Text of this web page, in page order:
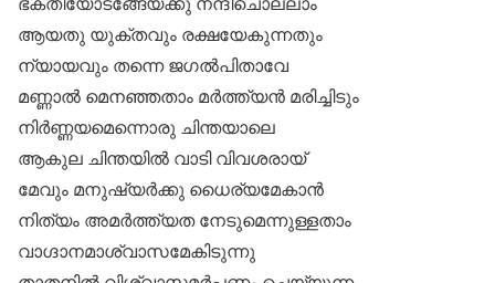
ആയതു യുക്തവും രക്ഷയേകുന്നതും
ന്യായവും തന്നെ ജഗല്‍പിതാവേ
മണ്ണാല്‍ മെനഞ്ഞതാം മര്‍ത്ത്യന്‍ മരിച്ചിടും
നിര്‍ണ്ണയമെന്നൊരു ചിന്തയാലെ
ആകുല ചിന്തയില്‍ വാടി വിവശരായ്
മേവും മനുഷ്യര്‍ക്കു ധൈര്യമേകാന്‍
നിത്യം അമര്‍ത്ത്യത നേടുമെന്നുള്ളതാം
വാഗ്ദാനമാശ്വാസമേകിടുന്നു